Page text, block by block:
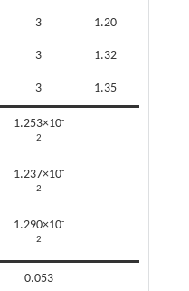
3 1.20
3 1.32
3 1.35
1.253×10-
2
1.237×10-
2
1.290×10-
2
0.053